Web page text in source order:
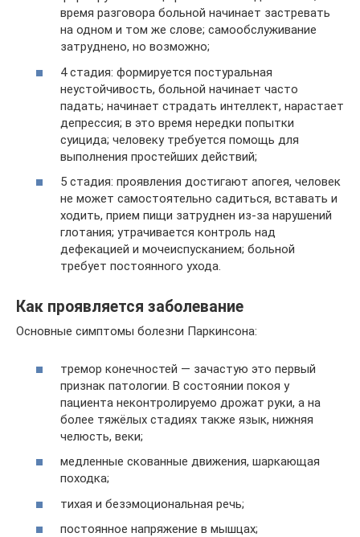
время разговора больной начинает застревать
на одном и том же слове; самообслуживание
затруднено, но возможно;
4 стадия: формируется постуральная
неустойчивость, больной начинает часто
падать; начинает страдать интеллект, нарастает
депрессия; в это время нередки попытки
суицида; человеку требуется помощь для
выполнения простейших действий;
5 стадия: проявления достигают апогея, человек
не может самостоятельно садиться, вставать и
ходить, прием пищи затруднен из-за нарушений
глотания; утрачивается контроль над
дефекацией и мочеиспусканием; больной
требует постоянного ухода.
Как проявляется заболевание
Основные симптомы болезни Паркинсона:
тремор конечностей — зачастую это первый
признак патологии. В состоянии покоя у
пациента неконтролируемо дрожат руки, а на
более тяжёлых стадиях также язык, нижняя
челюсть, веки;
медленные скованные движения, шаркающая
походка;
тихая и безэмоциональная речь;
постоянное напряжение в мышцах;